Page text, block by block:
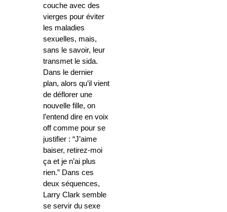
couche avec des
vierges pour éviter
les maladies
sexuelles, mais,
sans le savoir, leur
transmet le sida.
Dans le dernier
plan, alors qu’il vient
de déflorer une
nouvelle fille, on
l’entend dire en voix
off comme pour se
justifier : “J’aime
baiser, retirez-moi
ça et je n’ai plus
rien.” Dans ces
deux séquences,
Larry Clark semble
se servir du sexe